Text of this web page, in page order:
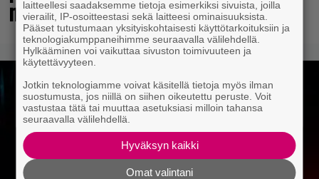
maksutta
laitteellesi saadaksemme tietoja esimerkiksi sivuista, joilla
vierailit, IP-osoitteestasi sekä laitteesi ominaisuuksista.
Pääset tutustumaan yksityiskohtaisesti käyttötarkoituksiin ja
teknologiakumppaneihimme seuraavalla välilehdellä.
Hylkääminen voi vaikuttaa sivuston toimivuuteen ja
käytettävyyteen.
Jotkin teknologiamme voivat käsitellä tietoja myös ilman
suostumusta, jos niillä on siihen oikeutettu peruste. Voit
vastustaa tätä tai muuttaa asetuksiasi milloin tahansa
seuraavalla välilehdellä.
Hyväksyn kaikki
Omat valintani